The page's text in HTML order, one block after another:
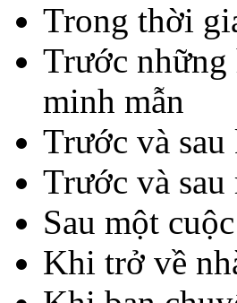
Trong thời
Trước những
minh mẫn
Trước và
Trước và
Sau một
Khi trở về